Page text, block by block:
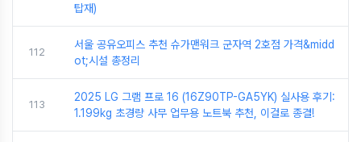
탑재)
112
서울 공유오피스 추천 슈가맨워크 군자역 2호점 가격&midd
ot;시설 총정리
113
2025 LG 그램 프로 16 (16Z90TP-GA5YK) 실사용 후기:
1.199kg 초경량 사무 업무용 노트북 추천, 이걸로 종결!